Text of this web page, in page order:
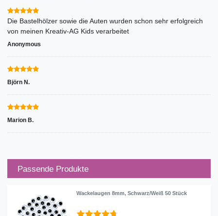
Die Bastelhölzer sowie die Auten wurden schon sehr erfolgreich
von meinen Kreativ-AG Kids verarbeitet
Anonymous
Björn N.
Marion B.
Passende Produkte
Wackelaugen 8mm, Schwarz/Weiß 50 Stück